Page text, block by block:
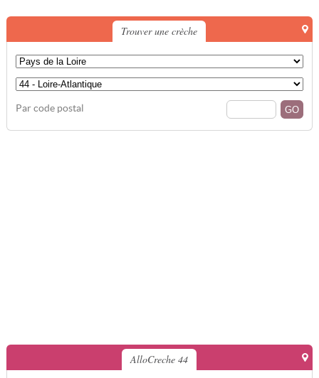
Trouver une crèche
Par code postal
AlloCreche 44